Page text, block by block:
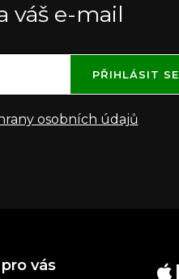
váš e-mail
osobních údajů
PŘIHLÁSIT SE
vás